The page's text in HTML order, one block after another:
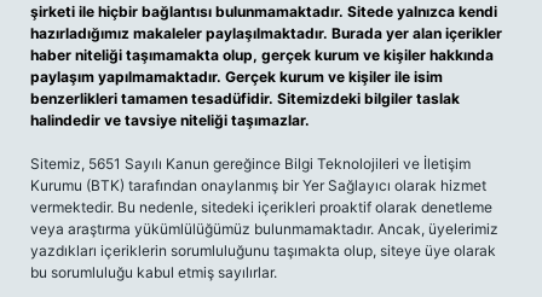
şirketi ile hiçbir bağlantısı bulunmamaktadır. Sitede yalnızca kendi
hazırladığımız makaleler paylaşılmaktadır. Burada yer alan içerikler
haber niteliği taşımamakta olup, gerçek kurum ve kişiler hakkında
paylaşım yapılmamaktadır. Gerçek kurum ve kişiler ile isim
benzerlikleri tamamen tesadüfidir. Sitemizdeki bilgiler taslak
halindedir ve tavsiye niteliği taşımazlar.
Sitemiz, 5651 Sayılı Kanun gereğince Bilgi Teknolojileri ve İletişim
Kurumu (BTK) tarafından onaylanmış bir Yer Sağlayıcı olarak hizmet
vermektedir. Bu nedenle, sitedeki içerikleri proaktif olarak denetleme
veya araştırma yükümlülüğümüz bulunmamaktadır. Ancak, üyelerimiz
yazdıkları içeriklerin sorumluluğunu taşımakta olup, siteye üye olarak
bu sorumluluğu kabul etmiş sayılırlar.